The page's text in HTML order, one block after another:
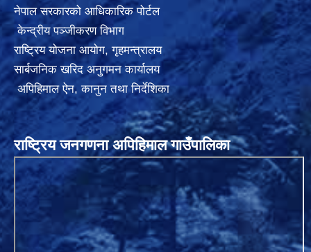
नेपाल सरकारको आधिकारिक पोर्टल
केन्द्रीय पञ्जीकरण विभाग
राष्ट्रिय योजना आयोग,गृहमन्त्रालय
सार्बजनिक खरिद अनुगमन कार्यालय
अपिहिमाल ऐन, कानुन तथा निर्देशिका
राष्ट्रिय जनगणना अपिहिमाल गाउँपालिका